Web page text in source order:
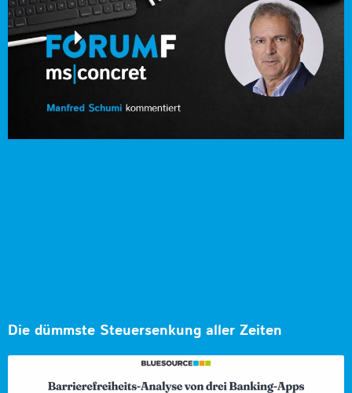
Die dümmste Steuersenkung aller Zeiten